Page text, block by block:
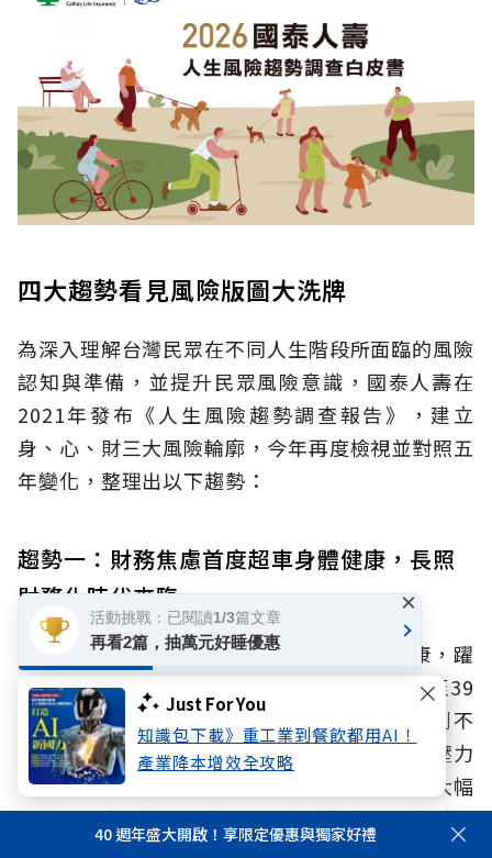
Just For You
知識包下載》重工業到餐飲都用AI！
產業降本增效全攻略
四大趨勢看見風險版圖大洗牌
為深入理解台灣民眾在不同人生階段所面臨的風險
認知與準備，並提升民眾風險意識，國泰人壽在
2021年發布《人生風險趨勢調查報告》，建立
身、心、財三大風險輪廓，今年再度檢視並對照五
年變化，整理出以下趨勢：
趨勢一：財務焦慮首度超車身體健康，長照
財務化時代來臨
與2021年相比，財務風險首度超越身體健康，躍
升為國人最擔憂的人生風險。這項轉變在30至39
歲青壯年族群感受最深，有高達七成對此感到不
安。顯示在高通膨、低利率與長照成本攀升的壓力
下，民眾對退休準備與老後生活規劃的急迫感大幅
提升。調查更指出，有13.5%的受訪者直接將「醫
療與長照支出」視為最重視的財務管理項目之一，
40 週年盛大開啟！享限定優惠與獨家好禮
活動挑戰：已閱讀1/3篇文章
再看2篇，抽萬元好睡優惠
×